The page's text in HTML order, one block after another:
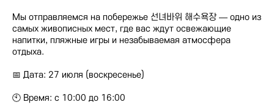
Мы отправляемся на побережье 선녀바위 해수욕장 — одно из
самых живописных мест, где вас ждут освежающие
напитки, пляжные игры и незабываемая атмосфера
отдыха.
📅 Дата: 27 июля (воскресенье)
🕙 Время: с 10:00 до 16:00